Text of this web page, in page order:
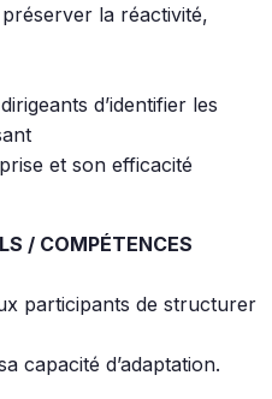
la réactivité,
d’identifier les
et son efficacité
/ COMPÉTENCES
participants de structurer
capacité d’adaptation.